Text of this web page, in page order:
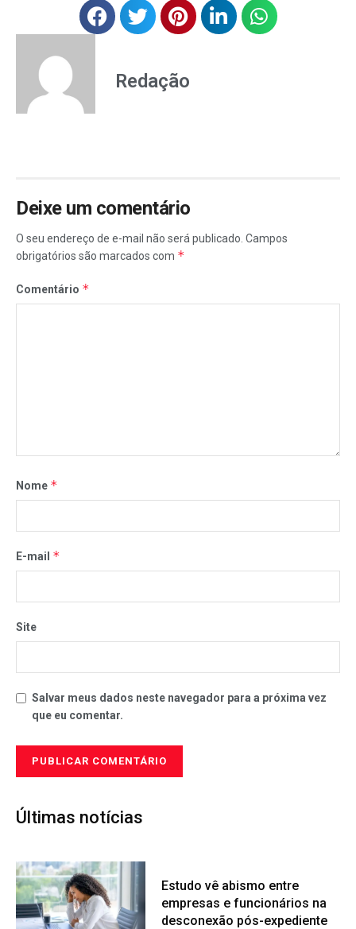
Redação
Deixe um comentário
O seu endereço de e-mail não será publicado. Campos
obrigatórios são marcados com *
Comentário *
Nome *
E-mail *
Site
Salvar meus dados neste navegador para a próxima vez
que eu comentar.
Últimas notícias
Estudo vê abismo entre
empresas e funcionários na
desconexão pós-expediente